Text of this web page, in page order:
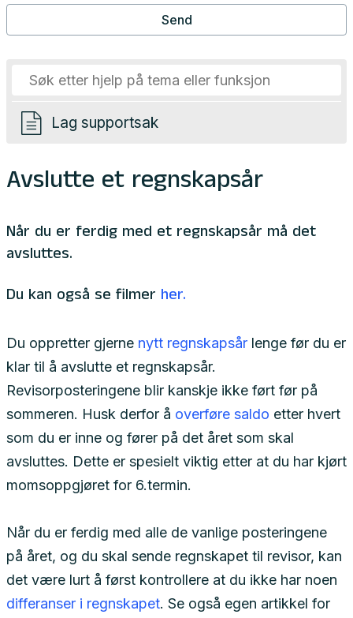
Lag supportsak
Avslutte et regnskapsår
Når du er ferdig med et regnskapsår må det
avsluttes.
Du kan også se filmer her.
Du oppretter gjerne nytt regnskapsår lenge før du er
klar til å avslutte et regnskapsår.
Revisorposteringene blir kanskje ikke ført før på
sommeren. Husk derfor å overføre saldo etter hvert
som du er inne og fører på det året som skal
avsluttes. Dette er spesielt viktig etter at du har kjørt
momsoppgjøret for 6.termin.
Når du er ferdig med alle de vanlige posteringene
på året, og du skal sende regnskapet til revisor, kan
det være lurt å først kontrollere at du ikke har noen
differanser i regnskapet. Se også egen artikkel for